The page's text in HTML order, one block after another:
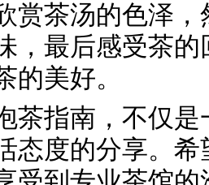
赏茶汤的色泽
，最后感受茶
的美好。
茶指南，不仅
态度的分享。